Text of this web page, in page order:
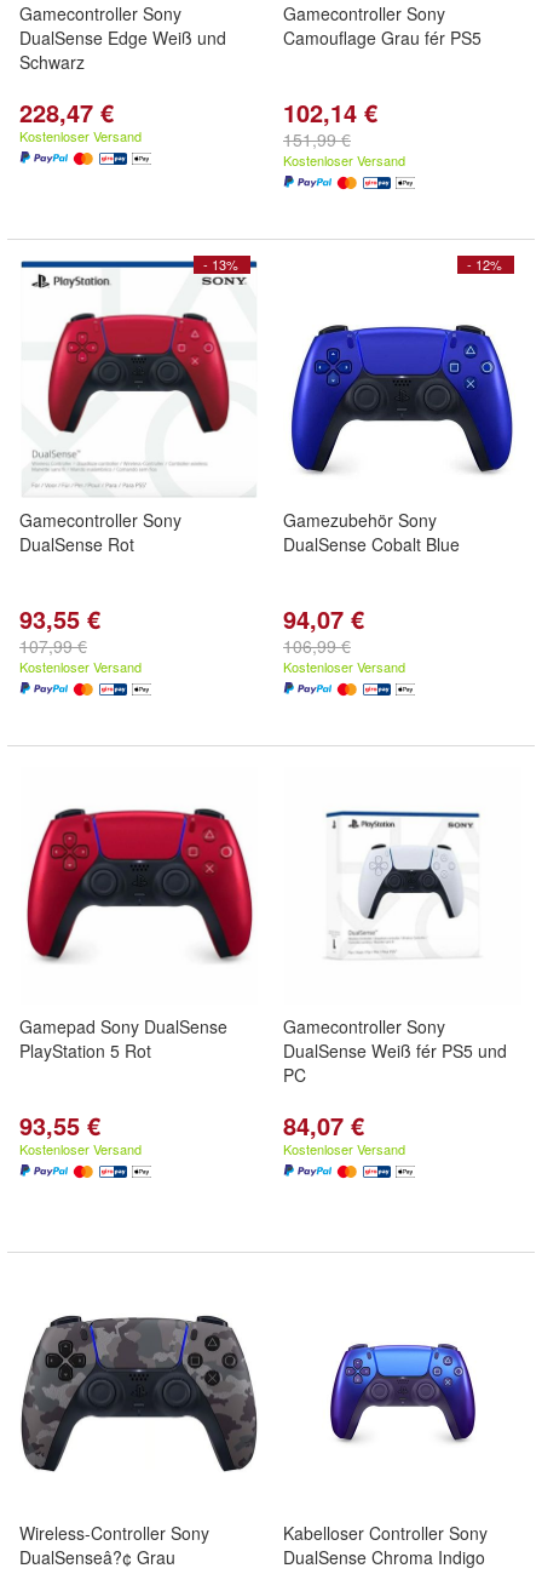
Gamecontroller Sony
DualSense Edge Weiß und
Schwarz
228,47 €
Kostenloser Versand
Gamecontroller Sony
Camouflage Grau fér PS5
102,14 €
151,99 €
Kostenloser Versand
- 13%
Gamecontroller Sony
DualSense Rot
93,55 €
107,99 €
Kostenloser Versand
- 12%
Gamezubehör Sony
DualSense Cobalt Blue
94,07 €
106,99 €
Kostenloser Versand
Gamepad Sony DualSense
PlayStation 5 Rot
93,55 €
Kostenloser Versand
Gamecontroller Sony
DualSense Weiß fér PS5 und
PC
84,07 €
Kostenloser Versand
Wireless-Controller Sony
DualSenseâ?¢ Grau
Kabelloser Controller Sony
DualSense Chroma Indigo